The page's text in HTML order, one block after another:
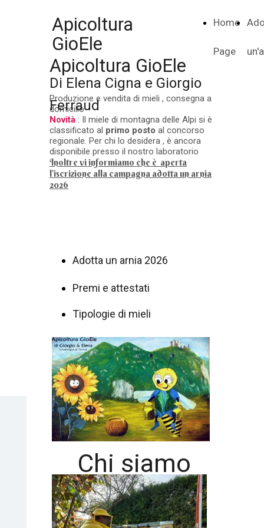
Home
Page
Apicoltura
GioEle
Apicoltura GioEle
Di Elena Cigna e Giorgio
Ferraud
Produzione e vendita di mieli , consegna a
domicilio
Novità : Il miele di montagna delle Alpi si è
classificato al primo posto al concorso
regionale. Per chi lo desidera , è ancora
disponibile presso il nostro laboratorio
Inoltre vi informiamo che è aperta
l'iscrizione alla campagna adotta un arnia
2026
Premi e attestati
Adotta un arnia 2026
Tipologie di mieli
Chi siamo